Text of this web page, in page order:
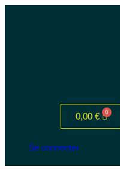
0,00 €
Se connecter